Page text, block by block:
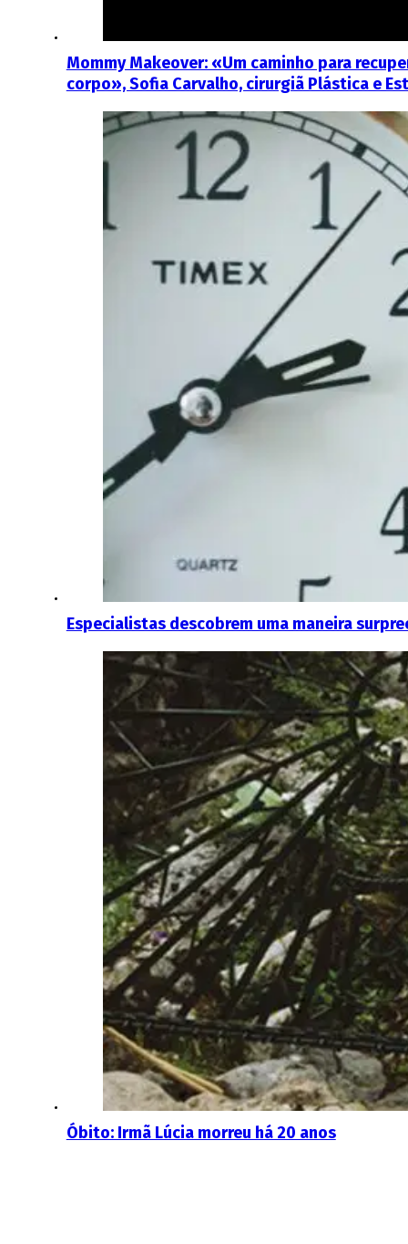
Mommy Makeover: «Um caminho para
corpo», Sofia Carvalho, cirurgiã Plástica e
Especialistas descobrem uma maneira
Óbito: Irmã Lúcia morreu há 20 anos